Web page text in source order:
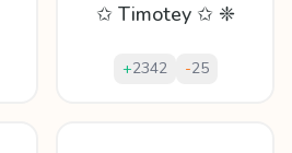
✩ Timotey ✩ ❈
+2342 -25